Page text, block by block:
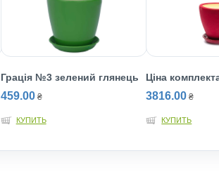
Грація №3 зелений глянець
459.00 ₴
КУПИТЬ
Ціна
3816.00 ₴
КУПИТЬ